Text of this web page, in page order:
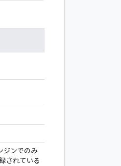
ジンでのみ
されている